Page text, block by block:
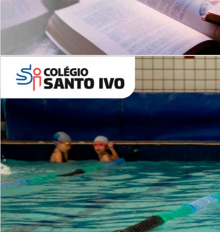
Leituras Literárias
6º AO 9º ANO FUNDAMENTAL
Inglês: Turmas Reduzidas
(Proficiência)
ALUNOS NOVOS
Entre em Contato
INSTITUCIONAL